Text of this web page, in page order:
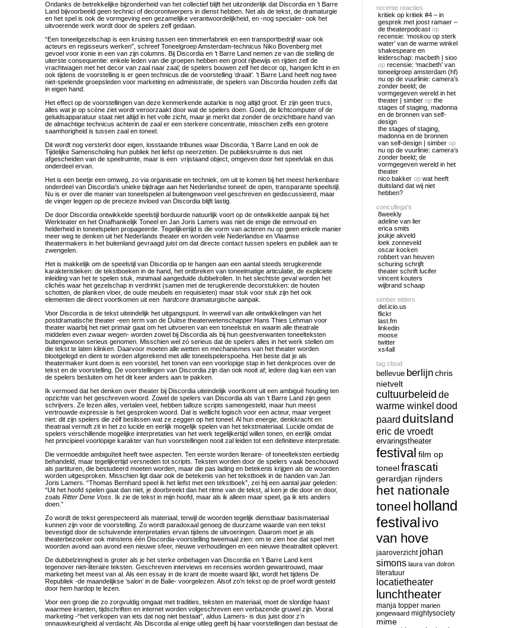
Ondanks de betrekkelijke bijzonderheid van het collectief blijft het uitzonderlijk dat Discordia en ’t Barre
Land bijvoorbeeld geen technici of decorontwerpers in dienst hebben. Net als de tekst, de dramaturgie
en het spel is ook de vormgeving een gezamelijke verantwoordelijkheid, en -nog specialer- ook het
uitvoerende werk wordt door de spelers zelf gedaan.
“Een toneelgezelschap is een kruising tussen een timmerfabriek en een transportbedrijf waar ook
acteurs en regisseurs werken”, schreef Toneelgroep Amsterdam-technicus Niko Bovenberg met
gevoel voor ironie in een van zijn columns. Bij Discordia en ’t Barre Land nemen ze van die stelling de
uiterste consequentie: enkele leden van die groepen hebben een groot rijbewijs en rijden zelf de
vrachtwagen met het decor van zaal naar zaal; de spelers bouwen zelf het decor op, hangen licht in en
ook tijdens de voorstelling is er geen technicus die de voorstelling ‘draait’. ’t Barre Land heeft nog twee
niet-spelende groepsleden voor marketing en administratie, de spelers van Discordia houden zelfs dat
in eigen hand.
Het effect op de voorstellingen van deze kenmerkende autarkie is nog altijd groot. Er zijn geen trucs,
alles wat je op scène ziet wordt veroorzaakt door wat de spelers doen. Goed, de lichtcomputer of de
geluidsapparatuur staat niet altijd in het volle zicht, maar je merkt dat zonder de onzichtbare hand van
de almachtige technicus achterin de zaal er een sterkere concentratie, misschien zelfs een grotere
saamhorigheid is tussen zaal en toneel.
Dit wordt nog versterkt door eigen, losstaande tribunes waar Discordia, ’t Barre Land en ook de
Tijdelijke Samenscholing hun publiek het liefst op neerzetten. De publieksruimte is dus niet
afgescheiden van de speelruimte, maar is een vrijstaand object, omgeven door het speelvlak en dus
onderdeel ervan.
Het is een beetje een omweg, zo via organisatie en techniek, om uit te komen bij het meest herkenbare
onderdeel van Discordia’s unieke bijdrage aan het Nederlandse toneel: de open, transparante speelstijl.
Nu is er over die manier van toneelspelen al buitengewoon veel geschreven en gediscussieerd, maar
de vinger leggen op de precieze invloed van Discordia blijft lastig.
De door Discordia ontwikkelde speelstijl borduurde natuurlijk voort op de ontwikkelde aanpak bij het
Werkteater en het Onafhankelijk Toneel en Jan Joris Lamers was niet de enige die eenvoud en
helderheid in toneelspelen propageerde. Tegelijkertijd is die vorm van acteren nu op geen enkele manier
meer weg te denken uit het Nederlands theater en worden vele Nederlandse en Vlaamse
theatermakers in het buitenland gevraagd juist om dat directe contact tussen spelers en publiek aan te
zwengelen.
Het is makkelijk om de speelstijl van Discordia op te hangen aan een aantal steeds terugkerende
karakteristieken: de tekstboeken in de hand, het ontbreken van toneelmatige articulatie, de expliciete
inleiding van het te spelen stuk, minimaal aangeduide dubbelrollen. In het slechtste geval worden het
clichés waar het gezelschap in verdrinkt (samen met de terugkerende decorstukken: de houten
schotten, de planken vloer, de oude meubels en requisieten) maar stuk voor stuk zijn het ook
elementen die direct voortkomen uit een hardcore dramaturgische aanpak.
Voor Discordia is de tekst uiteindelijk het uitgangspunt. In weerwil van alle ontwikkelingen van het
postdramatische theater -een term van de Duitse theaterwetenschapper Hans Thies Lehman voor
theater waarbij het niet primair gaat om het uitvoeren van een toneelstuk en waarin alle theatrale
middelen even zwaar wegen- worden zowel bij Discordia als bij hun geestverwanten toneelteksten
buitengewoon serieus genomen. Misschien wel zó serieus dat de spelers alles in het werk stellen om
die tekst te laten klinken. Daarvoor moeten alle wetten en mechanismes van het theater worden
blootgelegd en dient te worden afgerekend met alle toneelspelerspoeha. Het beste dat je als
theatermaker kunt doen is een voorstel, het tonen van een voorlopige stap in het denkproces over de
tekst en de voorstelling. De voorstellingen van Discordia zijn dan ook nooit af; iedere dag kan een van
de spelers besluiten om het dit keer anders aan te pakken.
Ik vermoed dat het denken over theater bij Discordia uiteindelijk voortkomt uit een ambiguë houding ten
opzichte van het geschreven woord. Zowel de spelers van Discordia als van ’t Barre Land zijn geen
schrijvers. Ze lezen alles, vertalen veel, hebben talloze scripts samengesteld, maar hun meest
vertrouwde expressie is het gesproken woord. Dat is wellicht logisch voor een acteur, maar vergeet
niet: dit zijn spelers die zélf beslissen wat ze zeggen op het toneel. Al hun energie, denkkracht en
theatraal vernuft zit in het zo lucide en eerlijk mogelijk spelen van het tekstmateriaal. Lucide omdat de
spelers verschillende mogelijke interpretaties van het werk tegelijkertijd willen tonen, en eerlijk omdat
het principieel voorlopige karakter van hun voorstellingen nooit zal leiden tot een definitieve interpretatie.
Die vermoedde ambiguïteit heeft twee aspecten. Ten eerste worden literaire- of toneelteksten eerbiedig
behandeld, maar tegelijkertijd versneden tot scripts. Teksten worden door de spelers vaak beschouwd
als partituren, die bestudeerd moeten worden, maar die pas lading en betekenis krijgen als de woorden
worden uitgesproken. Misschien ligt daar ook de betekenis van het tekstboek in de handen van Jan
Joris Lamers. “Thomas Bernhard speel ik het liefst met een tekstboek”, zei hij een aantal jaar geleden:
“Uit het hoofd spelen gaat dan niet, je doorbreekt dan het ritme van de tekst, al ken je die door en door,
zoals Ritter Dene Voss . Ik zie de tekst in mijn hoofd, maar als ik alleen maar speel, ga ik iets anders
doen.”
Zo wordt de tekst gerespecteerd als materiaal, terwijl de woorden tegelijk dienstbaar basismateriaal
kunnen zijn voor de voorstelling. Zo wordt paradoxaal genoeg de duurzame waarde van een tekst
bevestigd door de schuivende interpretaties ervan tijdens de uitvoeringen. Daarom moet je als
theaterbezoeker ook minstens één Discordia-voorstelling tweemaal zien: om te zien hoe dat spel met
woorden avond aan avond een nieuwe sfeer, nieuwe verhoudingen en een nieuwe theatraliteit oplevert.
De dubbelzinnigheid is groter als je het sterke onbehagen van Discordia en ’t Barre Land kent
tegenover niet-literaire teksten. Geschreven interviews en recensies worden gewantrouwd, maar
marketing het meest van al. Als een essay in de krant de moeite waard lijkt, wordt het tijdens De
Republiek -de maandelijkse ‘salon’ in de Balie- voorgelezen. Alsof zo’n tekst op de proef wordt gesteld
door hem hardop te lezen.
Voor een groep die zo zorgvuldig omgaat met tradities, teksten en materiaal, moet de slordige haast
waarmee kranten, tijdschriften en internet worden volgeschreven een verbazende gruwel zijn. Vooral
marketing -“het verkopen van iets dat nog niet bestaat”, aldus Lamers- is dus juist door z’n
onnauwkeurigheid al verdacht. Als Discordia al enige uitleg geeft bij haar voorstellingen dan bestaat die
recente reacties
kritiek op kritiek #4 – in
gesprek met joost ramaer –
de theaterpodcast op
recensie: ‘moskou op sterk
water’ van de warme winkel
shakespeare en
leiderschap: macbeth | sioo
op recensie: ‘macbeth’ van
toneelgroep amsterdam (hf)
nu op de vuurlinie: camera’s
zonder beeld; de
vormgegeven wereld in het
theater | simber op the
stages of staging, madonna
en de bronnen van self-
design
the stages of staging,
madonna en de bronnen
van self-design | simber op
nu op de vuurlinie: camera’s
zonder beeld; de
vormgegeven wereld in het
theater
nico bakker op wat heeft
duitsland dat wij niet
hebben?
concullega's
8weekly
adeline van lier
erica smits
joukje akveld
loek zonneveld
oscar kocken
robbert van heuven
schuring schrijft
theater schrift lucifer
vincent kouters
wijbrand schaap
simber elders
del.icio.us
flickr
last.fm
linkedin
moose
twitter
xs4all
tag cloud
bellevue berlijnchris
nietvelt
cultuurbeleid de
warme winkel dood
paard duitsland
eric de vroedt
ervaringstheater
festival film op
toneelfrascati
gerardjan rijnders
het nationale
toneel holland
festival ivo
van hove
jaaroverzicht johan
simons laura van dolron
literatuur
locatietheater
lunchtheater
manja topper marien
jongewaard mightysociety
mime